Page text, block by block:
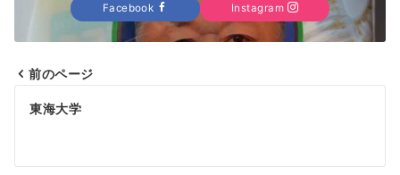
Facebook Instagram
投
前のページ
東海大学